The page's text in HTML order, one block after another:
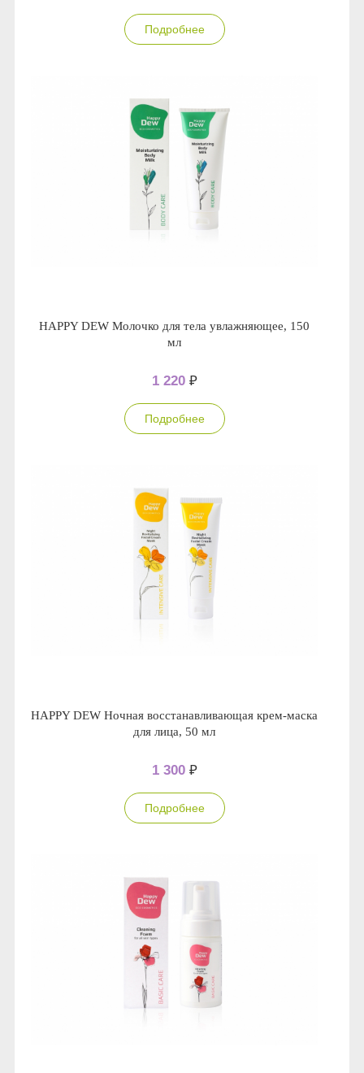
Подробнее
HAPPY DEW Молочко для тела увлажняющее, 150
мл
1 220 ₽
Подробнее
HAPPY DEW Ночная восстанавливающая крем-маска
для лица, 50 мл
1 300 ₽
Подробнее